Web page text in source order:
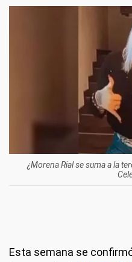
¿Morena Rial se suma a la
Esta semana se